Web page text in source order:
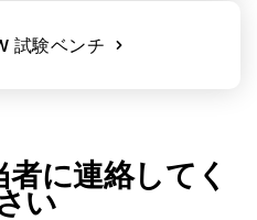
試験ベンチ
に連絡してく
い